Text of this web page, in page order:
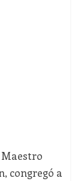
congregó a